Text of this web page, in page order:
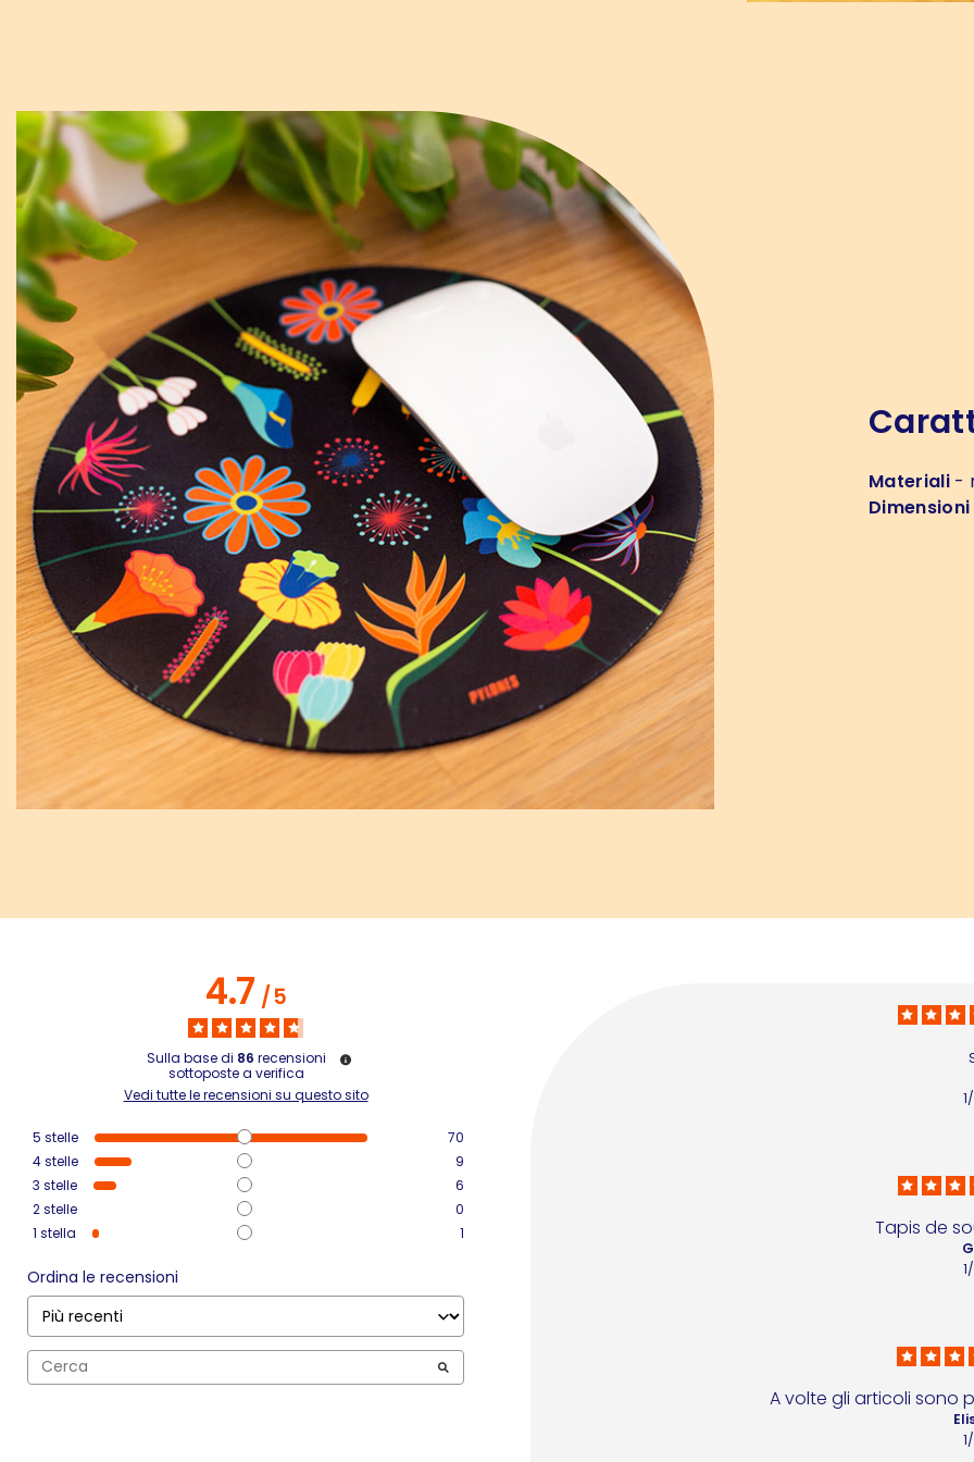
Materiali-
Dimensioni
4.7/5
Sulla base di 86 recensioni
sottoposte a verifica
Vedi tutte le recensioni su questo sito
5 stelle
70
4stelle
9
3 stelle
6
2stelle
0
1 stella 1
Ordina le recensioni
Tapis de
A volte gli articoli sono